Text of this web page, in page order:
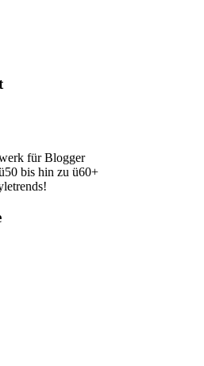
für Blogger
bis hin zu ü60+